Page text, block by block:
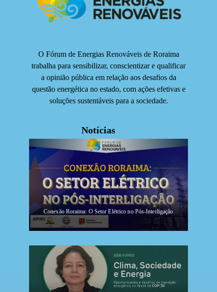
O Fórum de Energias Renováveis de Roraima
trabalha para sensibilizar, conscientizar e qualificar
a opinião pública em relação aos desafios da
questão energética no estado, com ações efetivas e
soluções sustentáveis para a sociedade.
Notícias
Conexão Roraima: O Setor Elétrico no Pós-Interligação